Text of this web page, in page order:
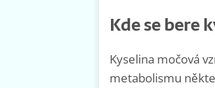
Kde se bere
Kyselina močová
metabolismu